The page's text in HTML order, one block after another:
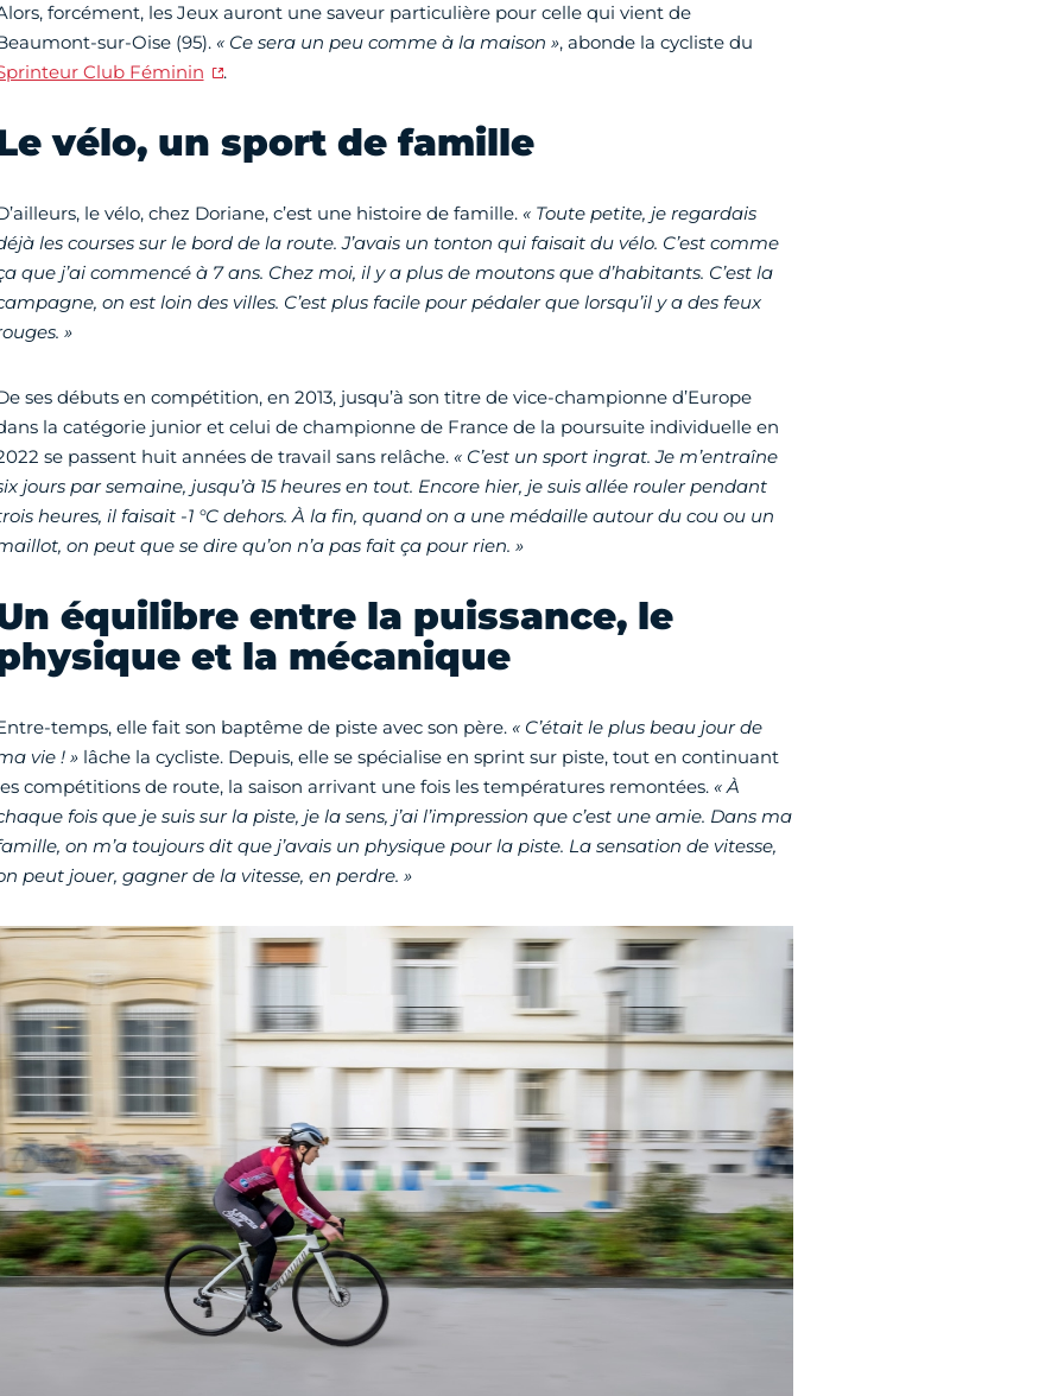
forcément, les Jeux auront une saveur particulière pour celle qui vient de
sur-Oise (95). « Ce sera un peu comme à la maison », abonde la cycliste du
Club Féminin
.
vélo, un sport de famille
le vélo, chez Doriane, c’est une histoire de famille. « Toute petite, je regardais
les courses sur le bord de la route. J’avais un tonton qui faisait du vélo. C’est comme
que j’ai commencé à 7 ans. Chez moi, il y a plus de moutons que d’habitants. C’est la
on est loin des villes. C’est plus facile pour pédaler que lorsqu’il y a des feux
»
ses débuts en compétition, en 2013, jusqu’à son titre de vice-championne d’Europe
la catégorie junior et celui de championne de France de la poursuite individuelle en
se passent huit années de travail sans relâche. « C’est un sport ingrat. Je m’entraîne
jours par semaine, jusqu’à 15 heures en tout. Encore hier, je suis allée rouler pendant
heures, il faisait -1 °C dehors. À la fin, quand on a une médaille autour du cou ou un
on peut que se dire qu’on n’a pas fait ça pour rien. »
équilibre entre la puissance, le
et la mécanique
temps, elle fait son baptême de piste avec son père. « C’était le plus beau jour de
vie ! »lâche la cycliste. Depuis, elle se spécialise en sprint sur piste, tout en continuant
compétitions de route, la saison arrivant une fois les températures remontées. « À
fois que je suis sur la piste, je la sens, j’ai l’impression que c’est une amie. Dans ma
on m’a toujours dit que j’avais un physique pour la piste. La sensation de vitesse,
peut jouer, gagner de la vitesse, en perdre. »